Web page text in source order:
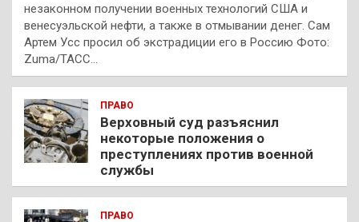
незаконном получении военных технологий США и
венесуэльской нефти, а также в отмывании денег. Сам
Артем Усс просил об экстрадиции его в Россию Фото:
Zuma/ТАСС…
ПРАВО
Верховный суд разъяснил
некоторые положения о
преступлениях против военной
службы
ПРАВО